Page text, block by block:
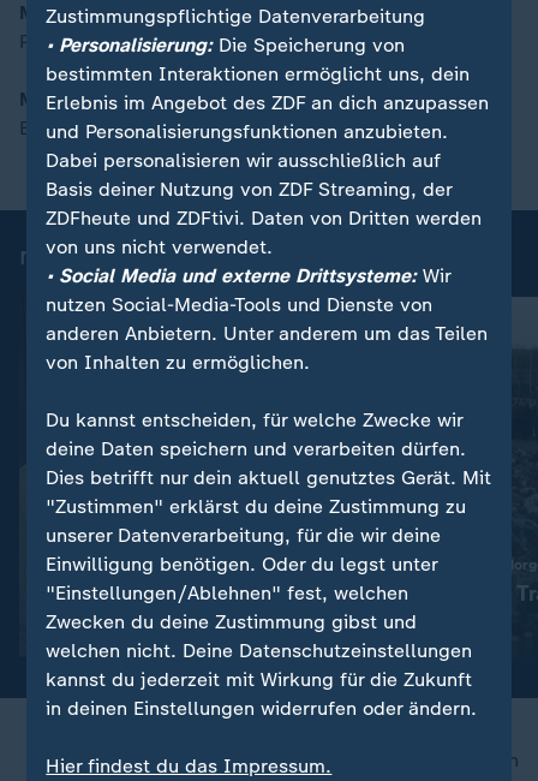
Moderation 5.30 bis 7.00 Uhr:
Philip Wortmann
Moderation 7.00 bis 9.00 Uhr:
Eva-Maria Lemke und Philip Wortmann
moma Videos
Nachrichten | ZDF-Morgenmagazin:
Stöwe: So wird das Wetter
heute
Video2:29
Nachrichten | ZDF-
Magdeburg in
Video
nach oben
Zustimmungspflichtige Datenverarbeitung
• Personalisierung:Die Speicherung von
bestimmten Interaktionen ermöglicht uns, dein
Erlebnis im Angebot des ZDF an dich anzupassen
und Personalisierungsfunktionen anzubieten.
Dabei personalisieren wir ausschließlich auf
Basis deiner Nutzung von ZDF Streaming, der
ZDFheute und ZDFtivi. Daten von Dritten werden
von uns nicht verwendet.
• Social Media und externe Drittsysteme:Wir
nutzen Social-Media-Tools und Dienste von
anderen Anbietern. Unter anderem um das Teilen
von Inhalten zu ermöglichen.
Du kannst entscheiden, für welche Zwecke wir
deine Daten speichern und verarbeiten dürfen.
Dies betrifft nur dein aktuell genutztes Gerät. Mit
"Zustimmen" erklärst du deine Zustimmung zu
unserer Datenverarbeitung, für die wir deine
Einwilligung benötigen. Oder du legst unter
"Einstellungen/Ablehnen" fest, welchen
Zwecken du deine Zustimmung gibst und
welchen nicht. Deine Datenschutzeinstellungen
kannst du jederzeit mit Wirkung für die Zukunft
in deinen Einstellungen widerrufen oder ändern.
Hier findest du das Impressum.